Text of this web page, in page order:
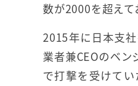
数が2000を超えて
2015年に日本支
業者兼CEOのベ
で打撃を受けて